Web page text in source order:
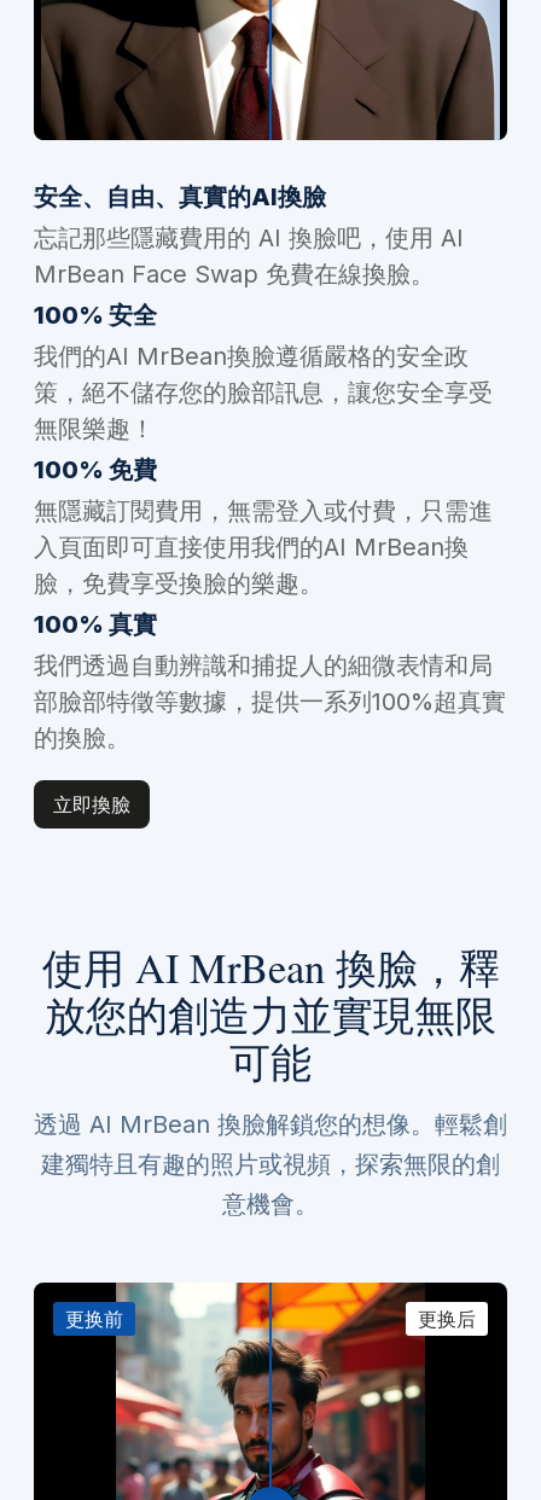
安全、自由、真實​​的AI換臉
忘記那些隱藏費用的 AI 換臉吧，使用 AI
MrBean Face Swap 免費在線換臉。
100% 安全
我們的AI MrBean換臉遵循嚴格的安全政
策，絕不儲存您的臉部訊息，讓您安全享受
無限樂趣！
100% 免費
無隱藏訂閱費用，無需登入或付費，只需進
入頁面即可直接使用我們的AI MrBean換
臉，免費享受換臉的樂趣。
100% 真實
我們透過自動辨識和捕捉人的細微表情和局
部臉部特徵等數據，提供一系列100%超真實
的換臉。
立即換臉
使用 AI MrBean 換臉，釋
放您的創造力並實現無限
可能
透過 AI MrBean 換臉解鎖您的想像。輕鬆創
建獨特且有趣的照片或視頻，探索無限的創
意機會。
更换后
更换前